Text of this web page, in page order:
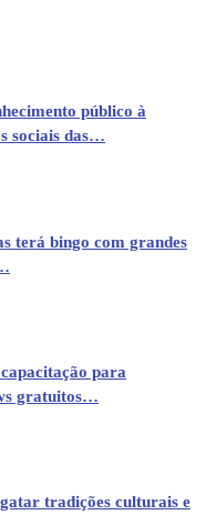
público à
sociais das…
terá bingo com grandes
para
gratuitos…
tradições culturais e